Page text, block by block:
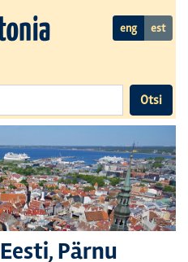
eng est
Otsi
Eesti, Pärnu